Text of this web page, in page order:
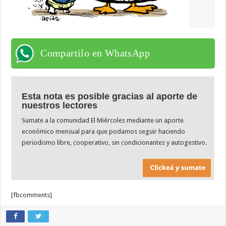
Compartilo en WhatsApp
Esta nota es posible gracias al aporte de
nuestros lectores
Sumate a la comunidad El Miércoles mediante un aporte
económico mensual para que podamos seguir haciendo
periodismo libre, cooperativo, sin condicionantes y autogestivo.
[fbcomments]